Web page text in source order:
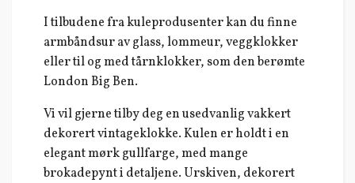
I tilbudene fra kuleprodusenter kan du finne
armbåndsur av glass, lommeur, veggklokker
eller til og med tårnklokker, som den berømte
London Big Ben.
Vi vil gjerne tilby deg en usedvanlig vakkert
dekorert vintageklokke. Kulen er holdt i en
elegant mørk gullfarge, med mange
brokadepynt i detaljene. Urskiven, dekorert